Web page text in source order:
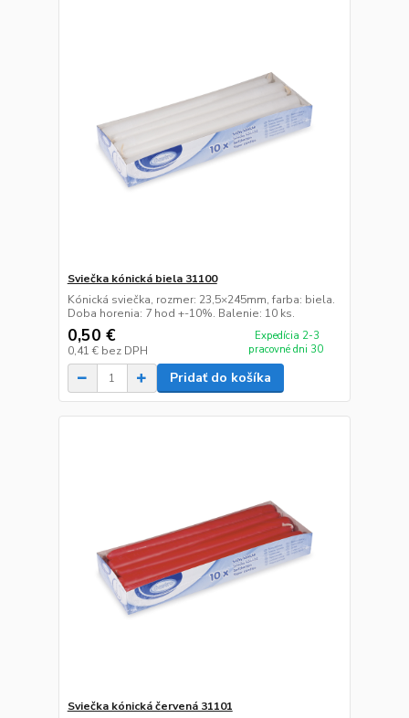
Sviečka kónická biela 31100
Kónická sviečka, rozmer: 23,5×245mm, farba: biela.
Doba horenia: 7 hod +-10%. Balenie: 10 ks.
0,50 €
0,41 € bez DPH
Expedícia 2-3
pracovné dni 30
Pridať do košíka
Sviečka kónická červená 31101